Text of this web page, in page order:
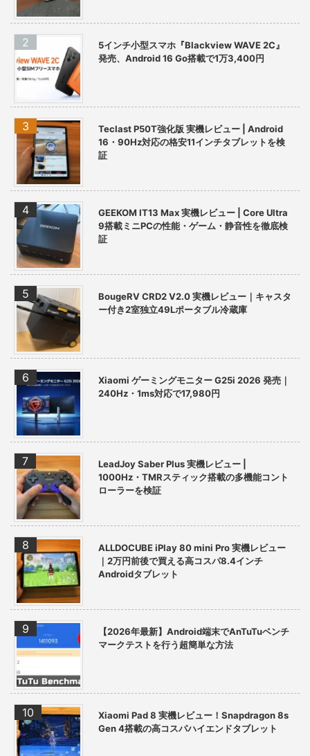
5インチ小型スマホ『Blackview WAVE 2C』
発売、Android 16 Go搭載で1万3,400円
Teclast P50T強化版 実機レビュー | Android
16・90Hz対応の格安11インチタブレットを検
証
GEEKOM IT13 Max 実機レビュー | Core Ultra
9搭載ミニPCの性能・ゲーム・静音性を徹底検
証
BougeRV CRD2 V2.0 実機レビュー｜キャスタ
ー付き2室独立49Lポータブル冷蔵庫
Xiaomi ゲーミングモニター G25i 2026 発売｜
240Hz・1ms対応で17,980円
LeadJoy Saber Plus 実機レビュー |
1000Hz・TMRスティック搭載の多機能コント
ローラーを検証
ALLDOCUBE iPlay 80 mini Pro 実機レビュー
｜2万円前後で買える高コスパ8.4インチ
Androidタブレット
【2026年最新】Android端末でAnTuTuベンチ
マークテストを行う超簡単な方法
Xiaomi Pad 8 実機レビュー！Snapdragon 8s
Gen 4搭載の高コスパハイエンドタブレット